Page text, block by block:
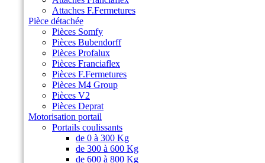
Attaches F.Fermetures
Pièce détachée
Pièces Somfy
Pièces Bubendorff
Pièces Profalux
Pièces Franciaflex
Pièces F.Fermetures
Pièces M4 Group
Pièces V2
Pièces Deprat
Motorisation portail
Portails coulissants
de 0 à 300 Kg
de 300 à 600 Kg
de 600 à 800 Kg